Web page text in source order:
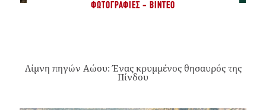
ΦΩΤΟΓΡΑΦΊΕΣ - ΒΊΝΤΕΟ
Λίμνη πηγών Αώου: Ένας κρυμμένος θησαυρός της
Πίνδου